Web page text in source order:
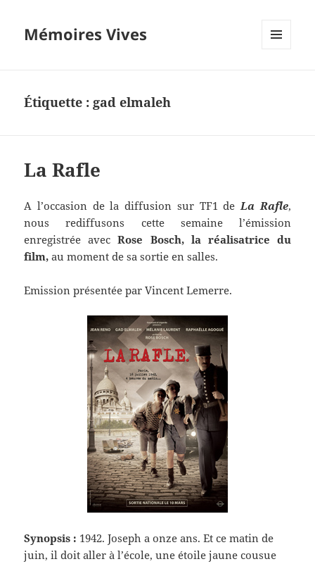
Mémoires Vives
Étiquette : gad elmaleh
La Rafle
A l’occasion de la diffusion sur TF1 deLa Rafle,
nous rediffusons cette semaine l’émission
enregistrée avecRose Bosch, la réalisatrice du
film, au moment de sa sortie en salles.
Emission présentée par Vincent Lemerre.
Synopsis : 1942. Joseph a onze ans. Et ce matin de
juin, il doit aller à l’école, une étoile jaune cousue